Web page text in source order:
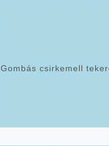
Gombás csirkemell